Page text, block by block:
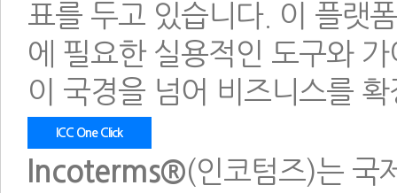
표를 두고 있습니다. 이 플랫
에 필요한 실용적인 도구와
이 국경을 넘어 비즈니스를
ICC One Click
Incoterms®(인코텀즈)는 국